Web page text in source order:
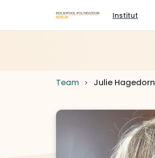
Institut
Team Julie Hagedorn